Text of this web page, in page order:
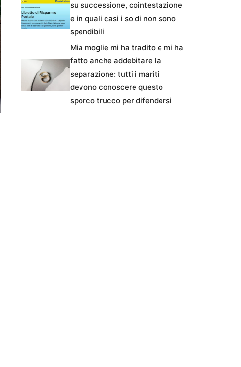
su successione, cointestazione
e in quali casi i soldi non sono
spendibili
Mia moglie mi ha tradito e mi ha
fatto anche addebitare la
separazione: tutti i mariti
devono conoscere questo
sporco trucco per difendersi